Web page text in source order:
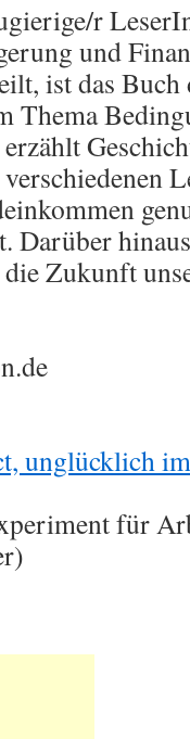
r
und
ist das Buch
Thema
Darüber
Zukunft
unglücklich
für